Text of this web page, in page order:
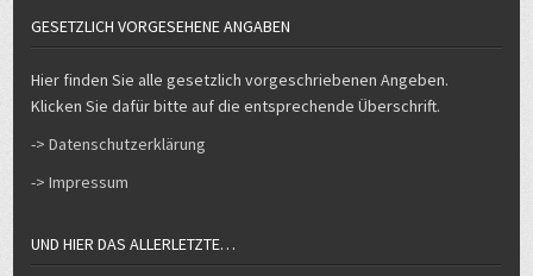
GESETZLICH VORGESEHENE ANGABEN
Hier finden Sie alle gesetzlich vorgeschriebenen Angeben.
Klicken Sie dafür bitte auf die entsprechende Überschrift.
-> Datenschutzerklärung
-> Impressum
UND HIER DAS ALLERLETZTE…